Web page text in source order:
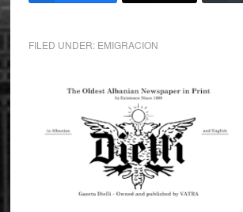
FILED UNDER: EMIGRACION